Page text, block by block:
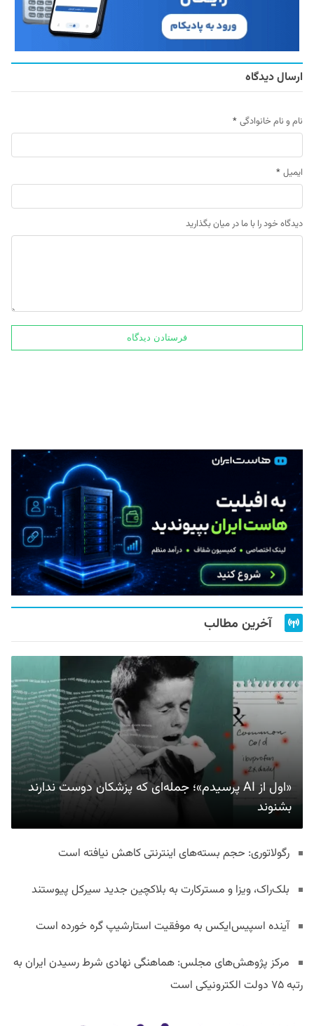
ارسال دیدگاه
نام و نام خانوادگی *
ایمیل *
دیدگاه خود را با ما در میان بگذارید
آخرین مطالب
«اول از AI پرسیدم»؛ جمله‌ای که پزشکان دوست ندارند
بشنوند
رگولاتوری: حجم بسته‌های اینترنتی کاهش نیافته است
بلک‌راک، ویزا و مسترکارت به بلاکچین جدید سیرکل پیوستند
آینده اسپیس‌ایکس به موفقیت استارشیپ گره خورده است
مرکز پژوهش‌های مجلس: هماهنگی نهادی شرط رسیدن ایران به
رتبه ۷۵ دولت الکترونیکی است